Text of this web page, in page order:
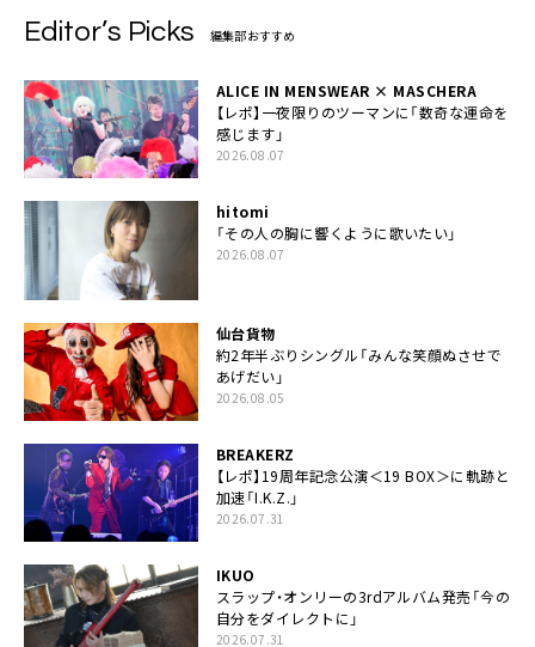
Editor’s Picks 編集部おすすめ
ALICE IN MENSWEAR × MASCHERA
【レポ】一夜限りのツーマンに「数奇な運命を
感じます」
2026.08.07
hitomi
「その人の胸に響くように歌いたい」
2026.08.07
仙台貨物
約2年半ぶりシングル「みんな笑顔ぬさせで
あげだい」
2026.08.05
BREAKERZ
【レポ】19周年記念公演＜19 BOX＞に軌跡と
加速「I.K.Z.」
2026.07.31
IKUO
スラップ・オンリーの3rdアルバム発売「今の
自分をダイレクトに」
2026.07.31